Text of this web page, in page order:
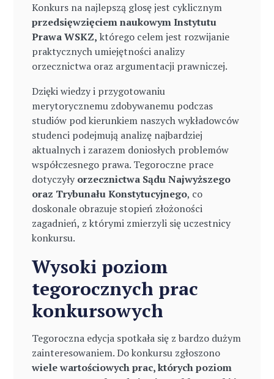
Konkurs na najlepszą glosę jest cyklicznym
przedsięwzięciem naukowym Instytutu
Prawa WSKZ, którego celem jest rozwijanie
praktycznych umiejętności analizy
orzecznictwa oraz argumentacji prawniczej.
Dzięki wiedzy i przygotowaniu
merytorycznemu zdobywanemu podczas
studiów pod kierunkiem naszych wykładowców
studenci podejmują analizę najbardziej
aktualnych i zarazem doniosłych problemów
współczesnego prawa. Tegoroczne prace
dotyczyły orzecznictwa Sądu Najwyższego
oraz Trybunału Konstytucyjnego, co
doskonale obrazuje stopień złożoności
zagadnień, z którymi zmierzyli się uczestnicy
konkursu.
Wysoki poziom
tegorocznych prac
konkursowych
Tegoroczna edycja spotkała się z bardzo dużym
zainteresowaniem. Do konkursu zgłoszono
wiele wartościowych prac, których poziom